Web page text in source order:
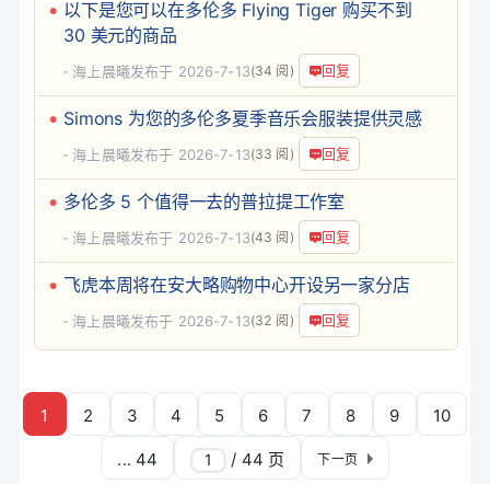
以下是您可以在多伦多 Flying Tiger 购买不到
30 美元的商品
海上晨曦 (34 阅) 回复
发布于 2026-7-13
Simons 为您的多伦多夏季音乐会服装提供灵感
海上晨曦 (33 阅) 回复
发布于 2026-7-13
多伦多 5 个值得一去的普拉提工作室
海上晨曦 (43 阅) 回复
发布于 2026-7-13
飞虎本周将在安大略购物中心开设另一家分店
海上晨曦 (32 阅) 回复
发布于 2026-7-13
1 2 3 4 5 6 7 8 9 10
... 44 / 44 页 下一页